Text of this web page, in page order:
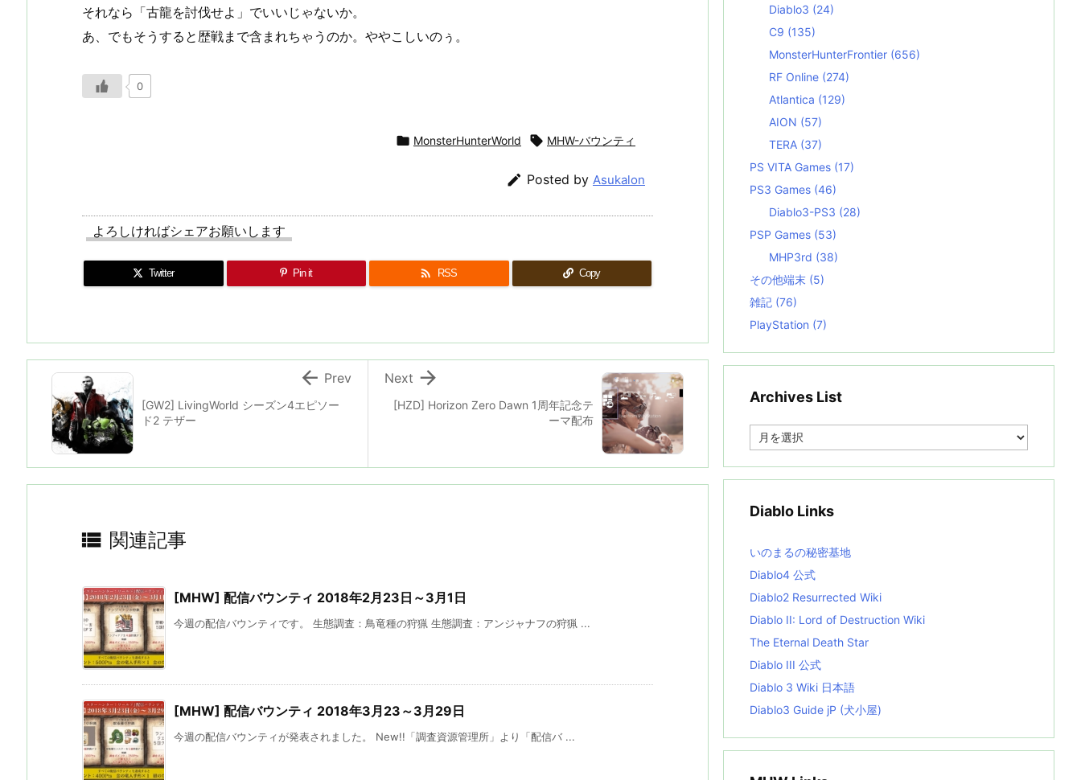
それなら「古龍を討伐せよ」でいいじゃないか。
あ、でもそうすると歴戦まで含まれちゃうのか。ややこしいのぅ。
0
 MonsterHunterWorld  MHW-バウンティ
 Posted by Asukalon
よろしければシェアお願いします
Twitter Pin it  RSS Copy
[HZD] Horizon Zero Dawn 1周年記念テ
ーマ配布

Next
[GW2] LivingWorld シーズン4エピソー
ド2 テザー
 Prev
 関連記事
[MHW] 配信バウンティ 2018年2月23日～3月1日
今週の配信バウンティです。 生態調査：鳥竜種の狩猟 生態調査：アンジャナフの狩猟 ...
[MHW] 配信バウンティ 2018年3月23～3月29日
今週の配信バウンティが発表されました。 New!!「調査資源管理所」より「配信バ ...
Diablo3 (24)
C9 (135)
MonsterHunterFrontier (656)
RF Online (274)
Atlantica (129)
AION (57)
TERA (37)
PS VITA Games (17)
PS3 Games (46)
Diablo3-PS3 (28)
PSP Games (53)
MHP3rd (38)
その他端末 (5)
雑記 (76)
PlayStation (7)
Archives List
e
i
s
t
Diablo Links
いのまるの秘密基地
Diablo4 公式
Diablo2 Resurrected Wiki
Diablo II: Lord of Destruction Wiki
The Eternal Death Star
Diablo III 公式
Diablo 3 Wiki 日本語
Diablo3 Guide jP (犬小屋)